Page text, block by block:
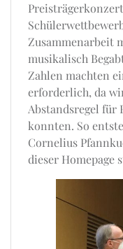
Zusammenarbeit
musikalisch
Zahlen machten
erforderlich, da
Abstandsregel für
konnten. So
Cornelius
dieser Homepage